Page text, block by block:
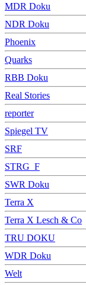
MDR Doku
NDR Doku
Phoenix
Quarks
RBB Doku
Real Stories
reporter
Spiegel TV
SRF
STRG_F
SWR Doku
Terra X
Terra X Lesch & Co
TRU DOKU
WDR Doku
Welt